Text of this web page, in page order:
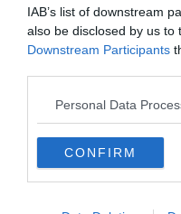
IAB’s list of downstream
also be disclosed by us to
Downstream Participants
Personal Data
CONFIRM
Corralejo,